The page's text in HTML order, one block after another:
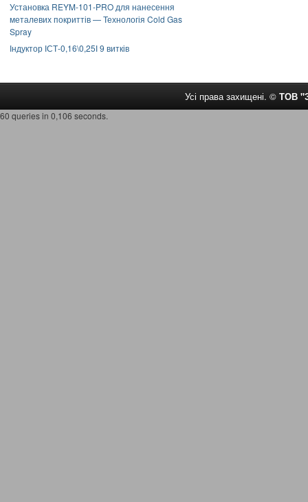
Установка REYM-101-PRO для нанесення
металевих покриттів — Технологія Cold Gas
Spray
Індуктор ІСТ-0,16\0,25І 9 витків
Усі права захищені. © ТОВ
60 queries in 0,106 seconds.